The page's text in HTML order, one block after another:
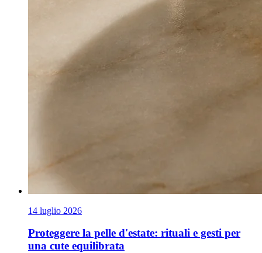
14 luglio 2026
Proteggere la pelle d'estate: rituali e gesti per
una cute equilibrata